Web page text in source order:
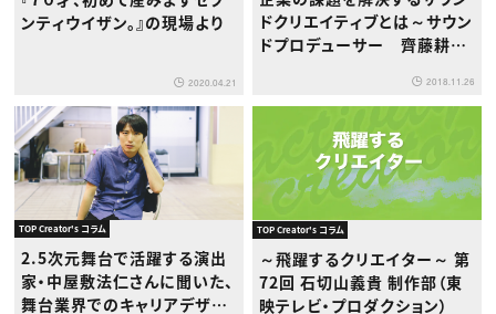
ンティウイザン。』の現場より
2020.04.21
ドクリエイティブとは～サウン
ドプロデューサー 齊藤耕太
2018.11.26
TOP Creator's コラム
2.5次元舞台で活躍する演出
家・中屋敷法仁さんに聞いた、
舞台業界でのキャリアデザイ
TOP Creator's コラム
～飛躍するクリエイター～ 第
72回 石切山義貴 制作部（東
映テレビ・プロダクション）